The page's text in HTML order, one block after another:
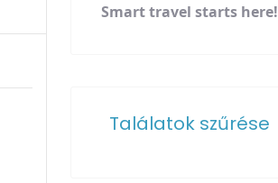
Smart travel starts here!
Találatok szűrése